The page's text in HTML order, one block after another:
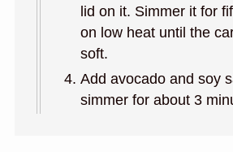
lid on it. Simmer it for
on low heat until the
soft.
Add avocado and soy
simmer for about 3